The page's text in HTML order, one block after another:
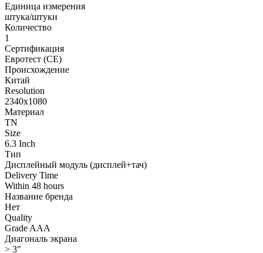
Единица измерения
штука/штуки
Количество
1
Сертификация
Евротест (СЕ)
Происхождение
Китай
Resolution
2340x1080
Материал
TN
Size
6.3 Inch
Тип
Дисплейный модуль (дисплей+тач)
Delivery Time
Within 48 hours
Название бренда
Нет
Quality
Grade AAA
Диагональ экрана
> 3"